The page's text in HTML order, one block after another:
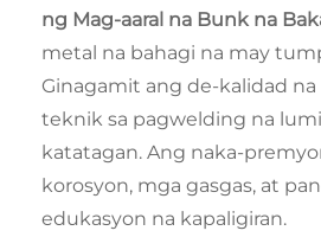
ng Mag-aaral na Bunk na
metal na bahagi na may
Ginagamit ang de-kalidad
teknik sa pagwelding na
katatagan. Ang naka-
korosyon, mga gasgas, at
edukasyon na kapaligiran.